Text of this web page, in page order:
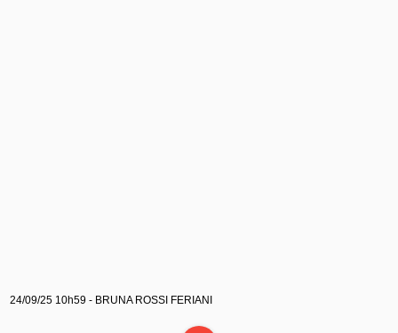
24/09/25 10h59 - BRUNA ROSSI FERIANI